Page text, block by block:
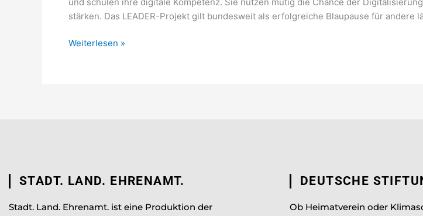
stärken. Das LEADER-Projekt gilt bundesweit als erfolgreiche Blaupause für
Weiterlesen »
STADT. LAND. EHRENAMT.
Stadt. Land. Ehrenamt. ist eine Produktion der
DEUTSCHE
Ob Heimatverein oder